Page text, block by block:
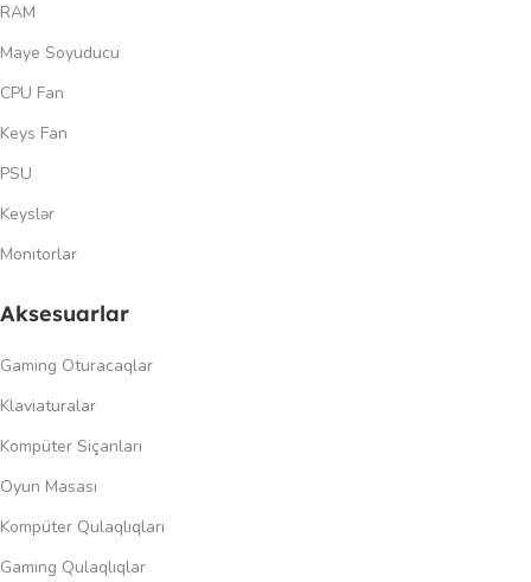
RAM
Maye Soyuducu
CPU Fan
Keys Fan
PSU
Keyslər
Monitorlar
Aksesuarlar
Gaming Oturacaqlar
Klaviaturalar
Kompüter Siçanları
Oyun Masası
Kompüter Qulaqlıqları
Gaming Qulaqlıqlar